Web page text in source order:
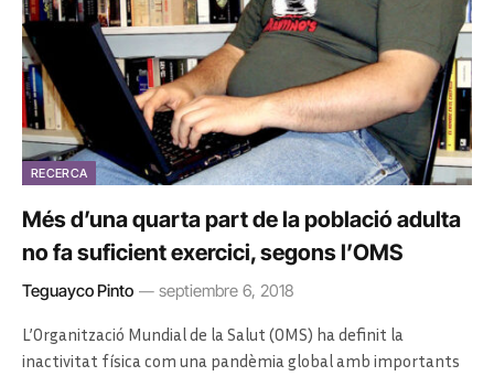
RECERCA
Més d’una quarta part de la població adulta
no fa suficient exercici, segons l’OMS
Teguayco Pinto septiembre 6, 2018
L’Organització Mundial de la Salut (OMS) ha definit la
inactivitat física com una pandèmia global amb importants